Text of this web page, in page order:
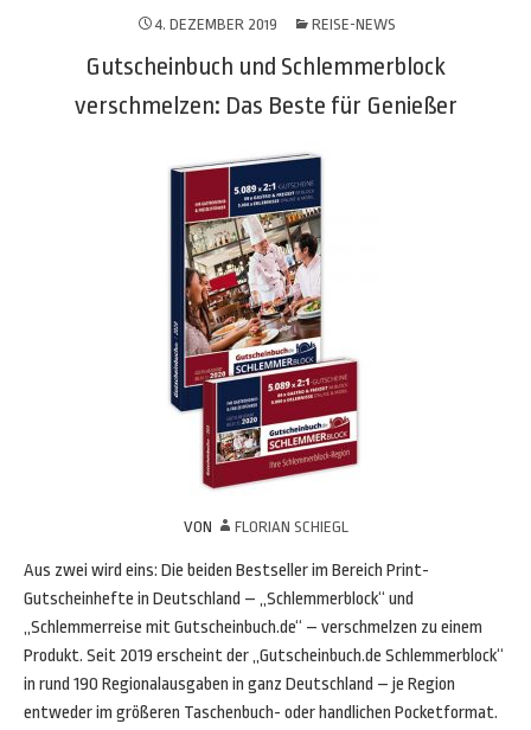
4. DEZEMBER 2019 REISE-NEWS
Gutscheinbuch und Schlemmerblock
verschmelzen: Das Beste für Genießer
VON FLORIAN SCHIEGL
Aus zwei wird eins: Die beiden Bestseller im Bereich Print-
Gutscheinhefte in Deutschland – „Schlemmerblock“ und
„Schlemmerreise mit Gutscheinbuch.de“ – verschmelzen zu einem
Produkt. Seit 2019 erscheint der „Gutscheinbuch.de Schlemmerblock“
in rund 190 Regionalausgaben in ganz Deutschland – je Region
entweder im größeren Taschenbuch- oder handlichen Pocketformat.